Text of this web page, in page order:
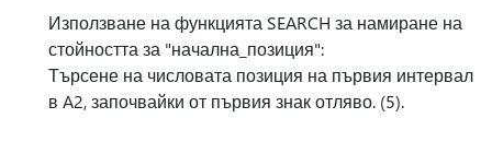
Използване на функцията SEARCH за намиране на
стойността за "начална_позиция":
Търсене на числовата позиция на първия интервал
в A2, започвайки от първия знак отляво. (5).